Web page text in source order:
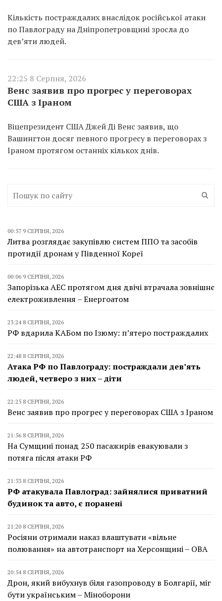
Кількість постраждалих внаслідок російської атаки
по Павлограду на Дніпропетровщині зросла до
дев’яти людей.
22:25 8 Серпня, 2026
Венс заявив про прогрес у переговорах
США з Іраном
Віцепрезидент США Джей Ді Венс заявив, що
Вашингтон досяг певного прогресу в переговорах з
Іраном протягом останніх кількох днів.
00:57 9 СЕРПНЯ, 2026
Литва розглядає закупівлю систем ППО та засобів
протидії дронам у Південної Кореї
00:06 9 СЕРПНЯ, 2026
Запорізька АЕС протягом дня двічі втрачала зовнішнє
електроживлення – Енергоатом
23:24 8 СЕРПНЯ, 2026
РФ вдарила КАБом по Ізюму: п’ятеро постраждалих
22:48 8 СЕРПНЯ, 2026
Атака РФ по Павлограду: постраждали дев’ять
людей, четверо з них – діти
22:25 8 СЕРПНЯ, 2026
Венс заявив про прогрес у переговорах США з Іраном
21:56 8 СЕРПНЯ, 2026
На Сумщині понад 250 пасажирів евакуювали з
потяга після атаки РФ
21:33 8 СЕРПНЯ, 2026
РФ атакувала Павлоград: зайнялися приватний
будинок та авто, є поранені
21:20 8 СЕРПНЯ, 2026
Росіяни отримали наказ влаштувати «вільне
полювання» на автотранспорт на Херсонщині – ОВА
20:54 8 СЕРПНЯ, 2026
Дрон, який вибухнув біля газопроводу в Болгарії, міг
бути українським – Міноборони